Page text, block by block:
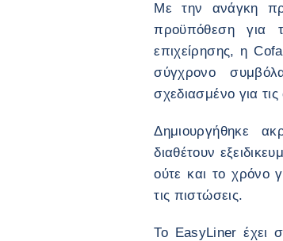
Με την ανάγκη
προϋπόθεση για
επιχείρησης, η
σύγχρονο
σχεδιασμένο για
Δημιουργήθηκε
διαθέτουν
ούτε και το χρόνο
τις πιστώσεις.
Το EasyLiner έχει